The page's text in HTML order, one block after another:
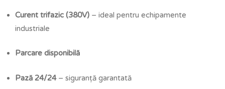
Curent trifazic (380V) – ideal pentru echipamente
industriale
Parcare disponibilă
Pază 24/24– siguranță garantată